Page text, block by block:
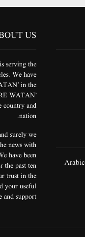
Arabic
US
serving the
We have
in the
WATAN’
country and
nation.
surely we
news with
have been
the past ten
trust in the
your useful
and support.